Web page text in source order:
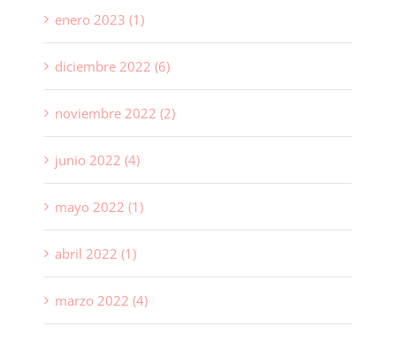
enero 2023 (1)
diciembre 2022 (6)
noviembre 2022 (2)
junio 2022 (4)
mayo 2022 (1)
abril 2022 (1)
marzo 2022 (4)